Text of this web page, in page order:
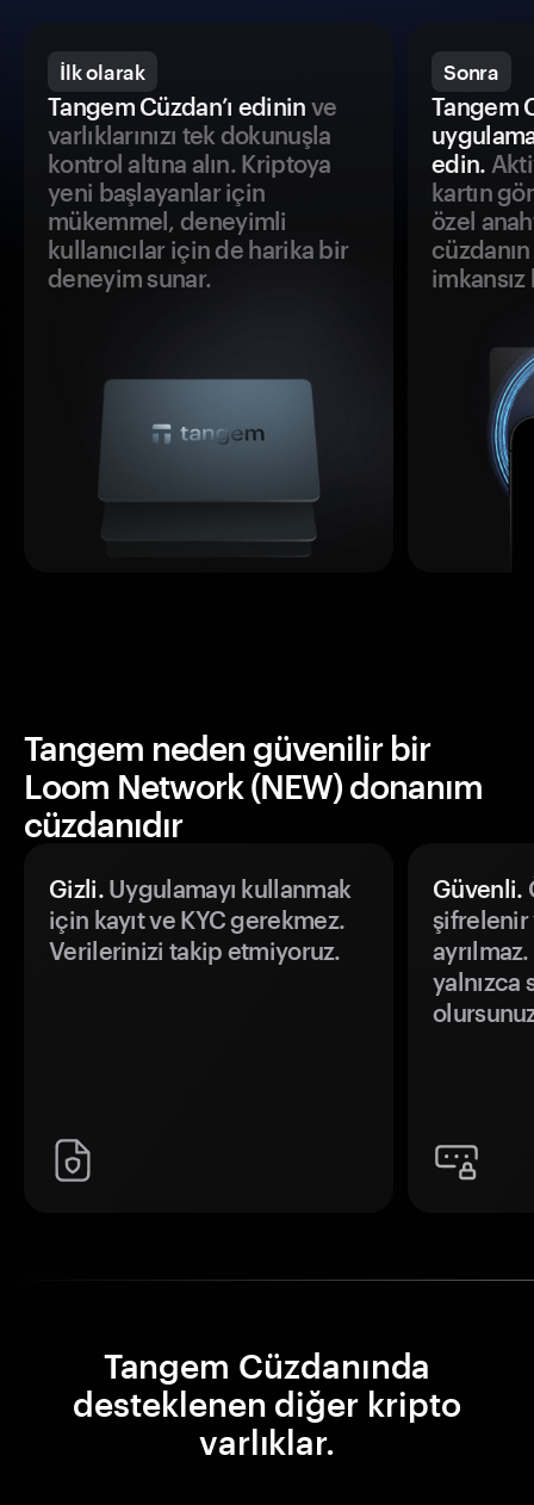
İlk olarak
Tangem Cüzdan’ı edinin ve
varlıklarınızı tek dokunuşla
kontrol altına alın. Kriptoya
yeni başlayanlar için
mükemmel, deneyimli
kullanıcılar için de harika bir
deneyim sunar.
Sonra
Tangem
edin.
kartın
özel
Tangem neden güvenilir bir
Loom Network (NEW) donanım
cüzdanıdır
Gizli.Uygulamayı kullanmak
için kayıt ve KYC gerekmez.
Verilerinizi takip etmiyoruz.
Güvenli.
şifrelenir
yalnızca
Tangem Cüzdanında
desteklenen diğer kripto
varlıklar.